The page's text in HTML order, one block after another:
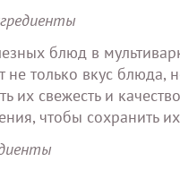
блюд в
не только вкус
их свежесть и
чтобы сохранить их